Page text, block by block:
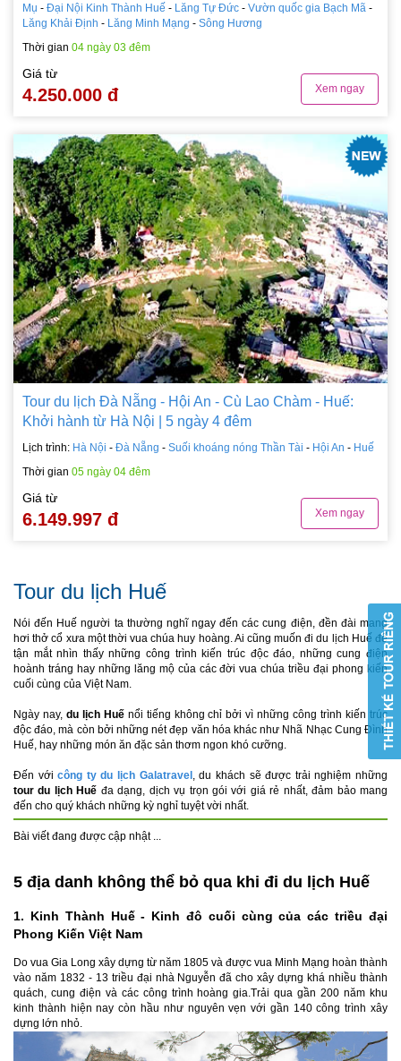
Mụ - Đại Nội Kinh Thành Huế - Lăng Tự Đức - Vườn quốc gia Bạch Mã -
Lăng Khải Định - Lăng Minh Mạng - Sông Hương
Thời gian 04 ngày 03 đêm
Giá từ
4.250.000 đ Xem ngay
Tour du lịch Đà Nẵng - Hội An - Cù Lao Chàm - Huế:
Khởi hành từ Hà Nội | 5 ngày 4 đêm
Lịch trình: Hà Nội - Đà Nẵng - Suối khoáng nóng Thần Tài - Hội An - Huế
Thời gian 05 ngày 04 đêm
Giá từ
6.149.997 đ Xem ngay
Tour du lịch Huế
Nói đến Huế người ta thường nghĩ ngay đến các cung điện, đền đài mang
hơi thở cổ xưa một thời vua chúa huy hoàng. Ai cũng muốn đi du lịch Huế để
tận mắt nhìn thấy những công trình kiến trúc độc đáo, những cung điện
hoành tráng hay những lăng mộ của các đời vua chúa triều đại phong kiến
cuối cùng của Việt Nam.
Ngày nay, du lịch Huếnổi tiếng không chỉ bởi vì những công trình kiến trúc
độc đáo, mà còn bởi những nét đẹp văn hóa khác như Nhã Nhạc Cung Đình
Huế, hay những món ăn đặc sản thơm ngon khó cưỡng.
Đến vớicông ty du lịch Galatravel, du khách sẽ được trải nghiệm những
tour du lịch Huế đa dạng, dịch vụ trọn gói với giá rẻ nhất, đảm bảo mang
đến cho quý khách những kỳ nghỉ tuyệt vời nhất.
Bài viết đang được cập nhật ...
5 địa danh không thể bỏ qua khi đi du lịch Huế
1. Kinh Thành Huế - Kinh đô cuối cùng của các triều đại
Phong Kiến Việt Nam
Do vua Gia Long xây dựng từ năm 1805 và được vua Minh Mạng hoàn thành
vào năm 1832 - 13 triều đại nhà Nguyễn đã cho xây dựng khá nhiều thành
quách, cung điện và các công trình hoàng gia.Trải qua gần 200 năm khu
kinh thành hiện nay còn hầu như nguyên vẹn với gần 140 công trình xây
dựng lớn nhỏ.